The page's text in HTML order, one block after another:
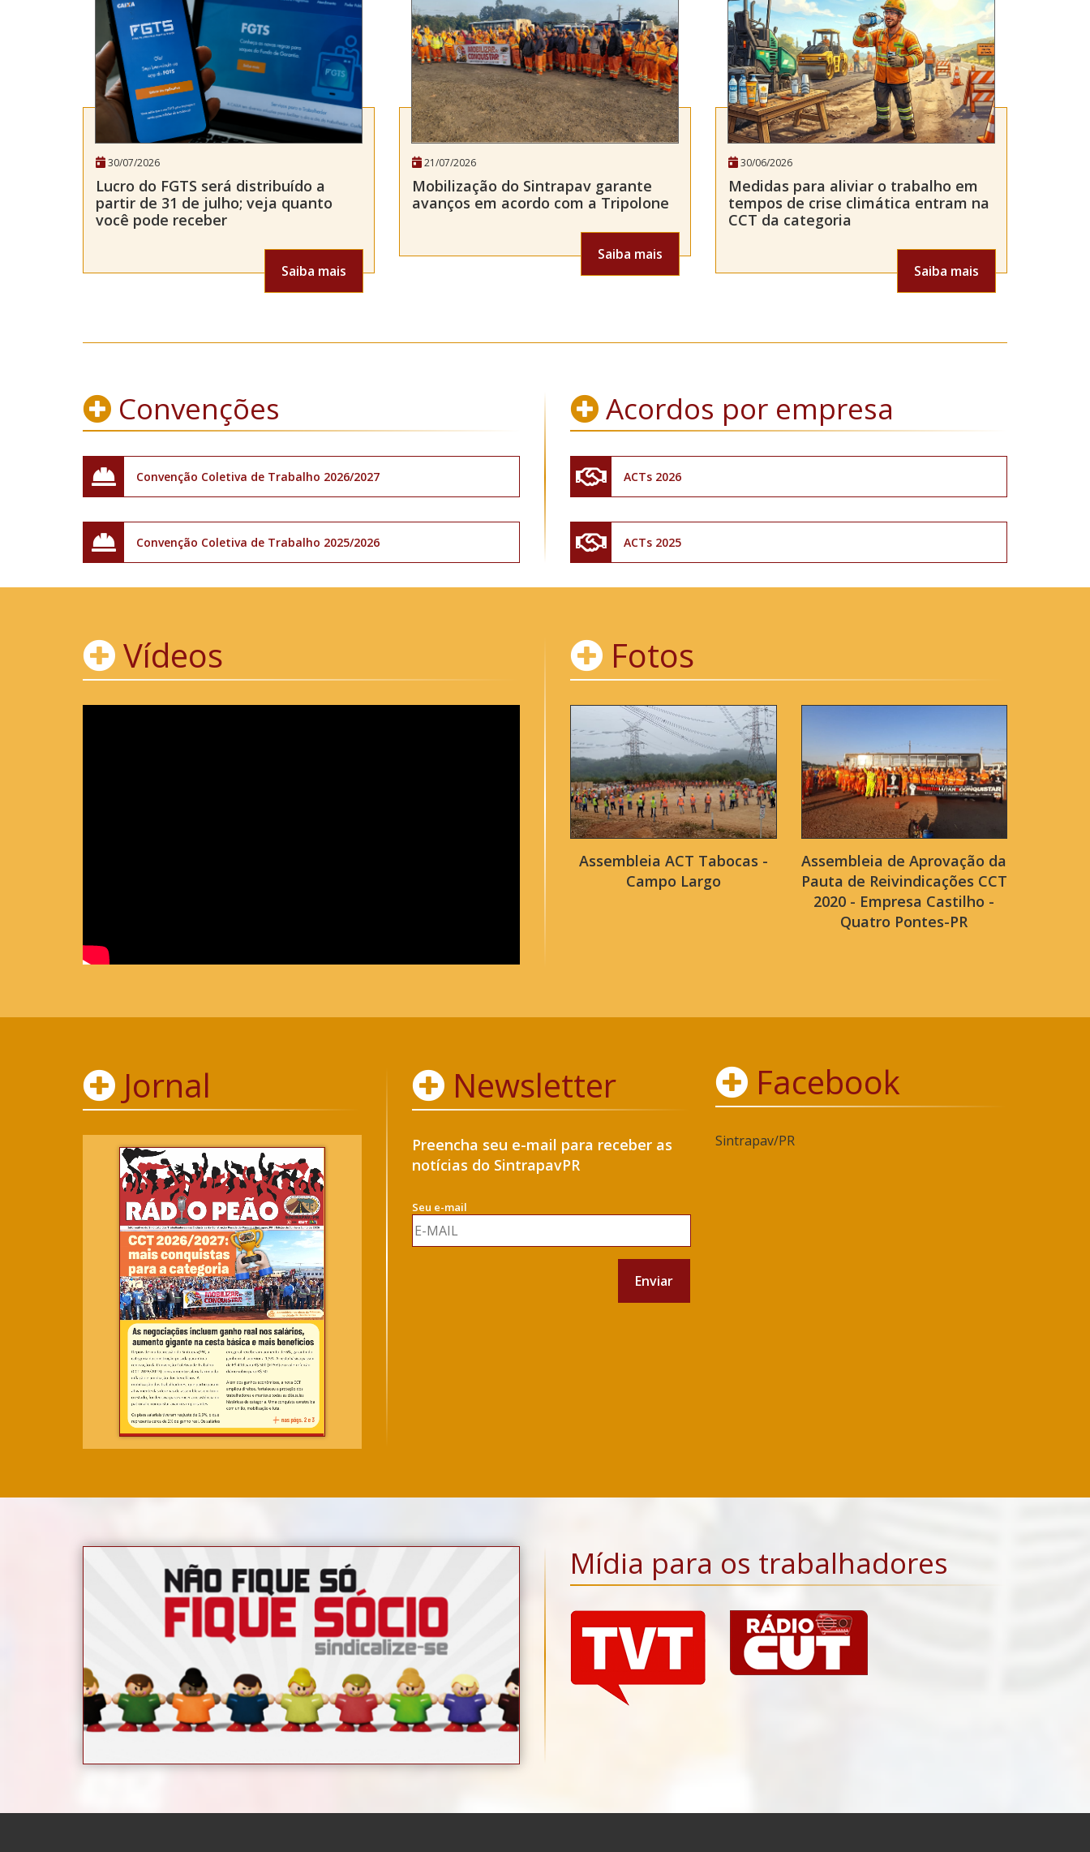
30/07/2026
Lucro do FGTS será distribuído a
partir de 31 de julho; veja quanto
você pode receber
Saiba mais
21/07/2026
Mobilização do Sintrapav garante
avanços em acordo com a Tripolone
Saiba mais
30/06/2026
Medidas para aliviar o trabalho em
tempos de crise climática entram na
CCT da categoria
Saiba mais
Convenções
Convenção Coletiva de Trabalho 2026/2027
Convenção Coletiva de Trabalho 2025/2026
Acordos por empresa
ACTs 2026
ACTs 2025
Vídeos Fotos
Assembleia ACT Tabocas -
Campo Largo
Assembleia de Aprovação da
Pauta de Reivindicações CCT
2020 - Empresa Castilho -
Quatro Pontes-PR
Jornal Newsletter
Preencha seu e-mail para receber as
notícias do SintrapavPR
Seu e-mail
Enviar
Facebook
Sintrapav/PR
Mídia para os trabalhadores